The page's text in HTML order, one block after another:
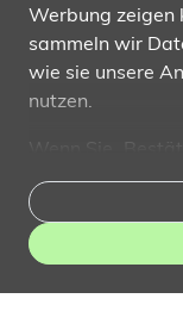
Werbung zeigen
sammeln wir
wie sie unsere
nutzen.
einverstanden
Dritte
beschränken wir
diesem Fall sind